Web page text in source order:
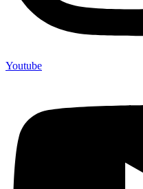
Youtube